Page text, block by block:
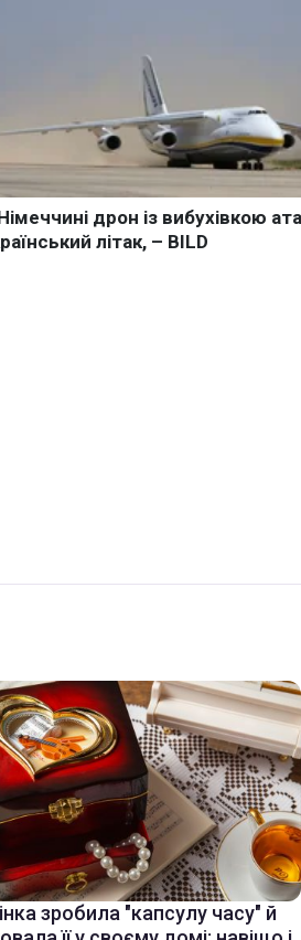
зробила "капсулу часу" й